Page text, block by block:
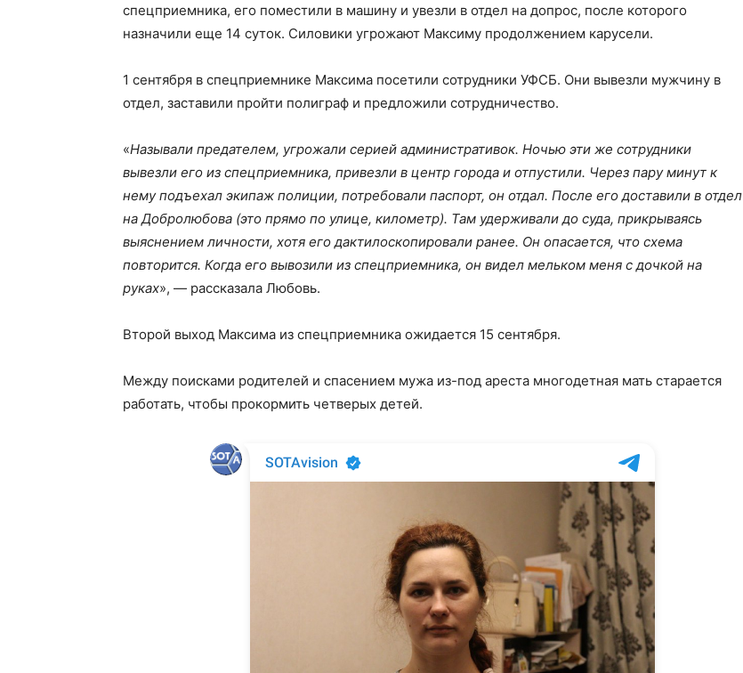
спецприемника, его поместили в машину и увезли в отдел на допрос, после которого
назначили еще 14 суток. Силовики угрожают Максиму продолжением карусели.
1 сентября в спецприемнике Максима посетили сотрудники УФСБ. Они вывезли мужчину в
отдел, заставили пройти полиграф и предложили сотрудничество.
«Называли предателем, угрожали серией административок. Ночью эти же сотрудники
вывезли его из спецприемника, привезли в центр города и отпустили. Через пару минут к
нему подъехал экипаж полиции, потребовали паспорт, он отдал. После его доставили в отдел
на Добролюбова (это прямо по улице, километр). Там удерживали до суда, прикрываясь
выяснением личности, хотя его дактилоскопировали ранее. Он опасается, что схема
повторится. Когда его вывозили из спецприемника, он видел мельком меня с дочкой на
руках», — рассказала Любовь.
Второй выход Максима из спецприемника ожидается 15 сентября.
Между поисками родителей и спасением мужа из-под ареста многодетная мать старается
работать, чтобы прокормить четверых детей.